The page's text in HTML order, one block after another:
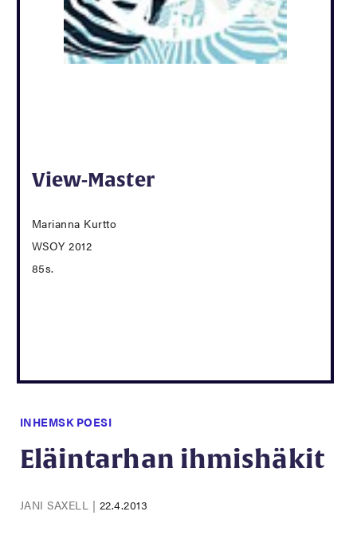
View-Master
Marianna Kurtto
WSOY 2012
85s.
INHEMSK POESI
Eläintarhan ihmishäkit
JANI SAXELL | 22.4.2013